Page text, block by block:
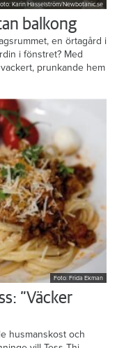
Karin Hasselström/Newbotanic.se
balkong
en örtagård i
i fönstret? Med
prunkande hem
Foto: Frida Ekman
”Väcker
husmanskost och